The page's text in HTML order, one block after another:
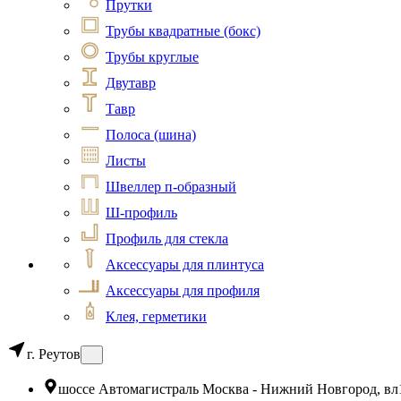
Прутки
Трубы квадратные (бокс)
Трубы круглые
Двутавр
Тавр
Полоса (шина)
Листы
Швеллер п-образный
Ш-профиль
Профиль для стекла
Аксессуары для плинтуса
Аксессуары для профиля
Клея, герметики
г. Реутов
шоссе Автомагистраль Москва - Нижний Новгород,